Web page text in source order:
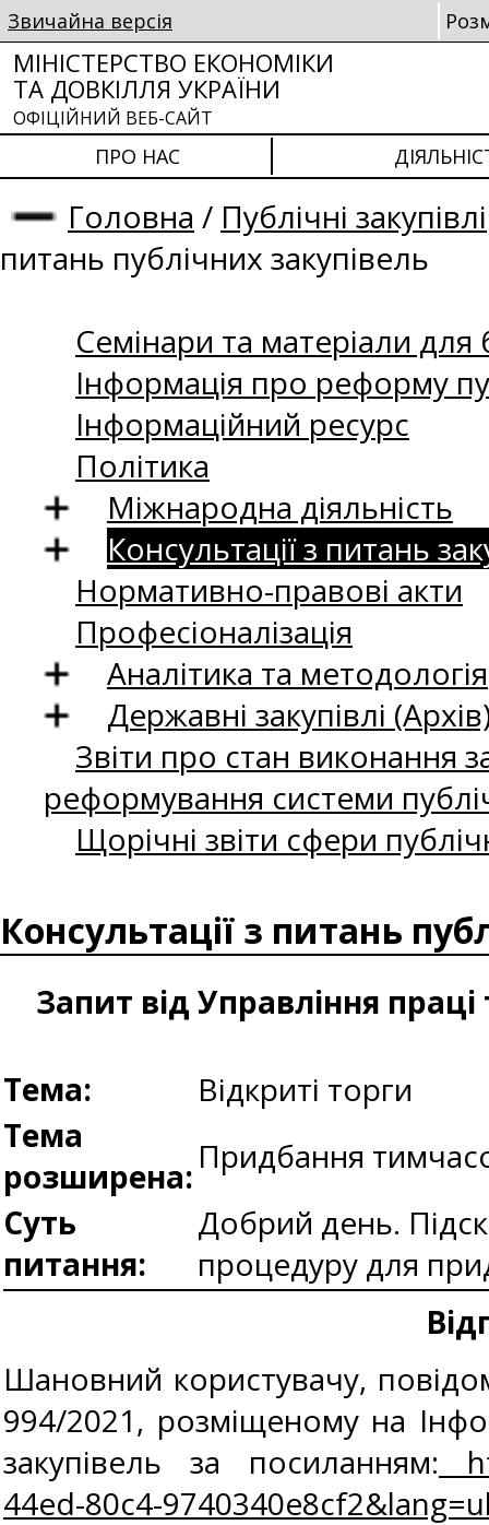
Звичайна версія
МІНІСТЕРСТВО ЕКОНОМІКИ
ТА ДОВКІЛЛЯ УКРАЇНИ
ОФІЦІЙНИЙ ВЕБ-САЙТ
ПРО НАС
Головна / Публічні закупівлі
питань публічних закупівель
Семінари та матеріали для
Інформація про реформу
Інформаційний ресурс
Політика
Міжнародна діяльність
Консультації з питань
Нормативно-правові акти
Професіоналізація
Аналітика та методологія
Державні закупівлі
Звіти про стан виконання
реформування системи
Щорічні звіти сфери
Консультації з питань
Запит від Управління
Тема:
Відкриті торги
Тема
розширена: Придбання
Суть
питання:
Добрий день.
процедуру для
Шановний користувачу,
994/2021, розміщеному на
закупівель за посиланням:
44ed-80c4-